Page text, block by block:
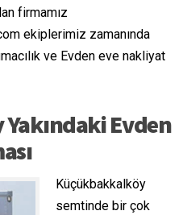
firmamız
ekiplerimiz zamanında
ve Evden eve nakliyat
Evden
Küçükbakkalköy
semtinde bir çok